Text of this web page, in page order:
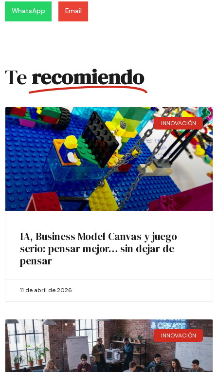
WhatsApp Email
Terecomiendo
INNOVACIÓN
IA, Business Model Canvas y juego
serio: pensar mejor… sin dejar de
pensar
11 de abril de 2026
INNOVACIÓN